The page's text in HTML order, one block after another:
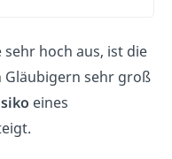
sehr hoch aus, ist die
Gläubigern sehr groß
eines